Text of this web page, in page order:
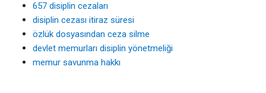
657 disiplin cezaları
disiplin cezası itiraz süresi
özlük dosyasından ceza silme
devlet memurları disiplin yönetmeliği
memur savunma hakkı